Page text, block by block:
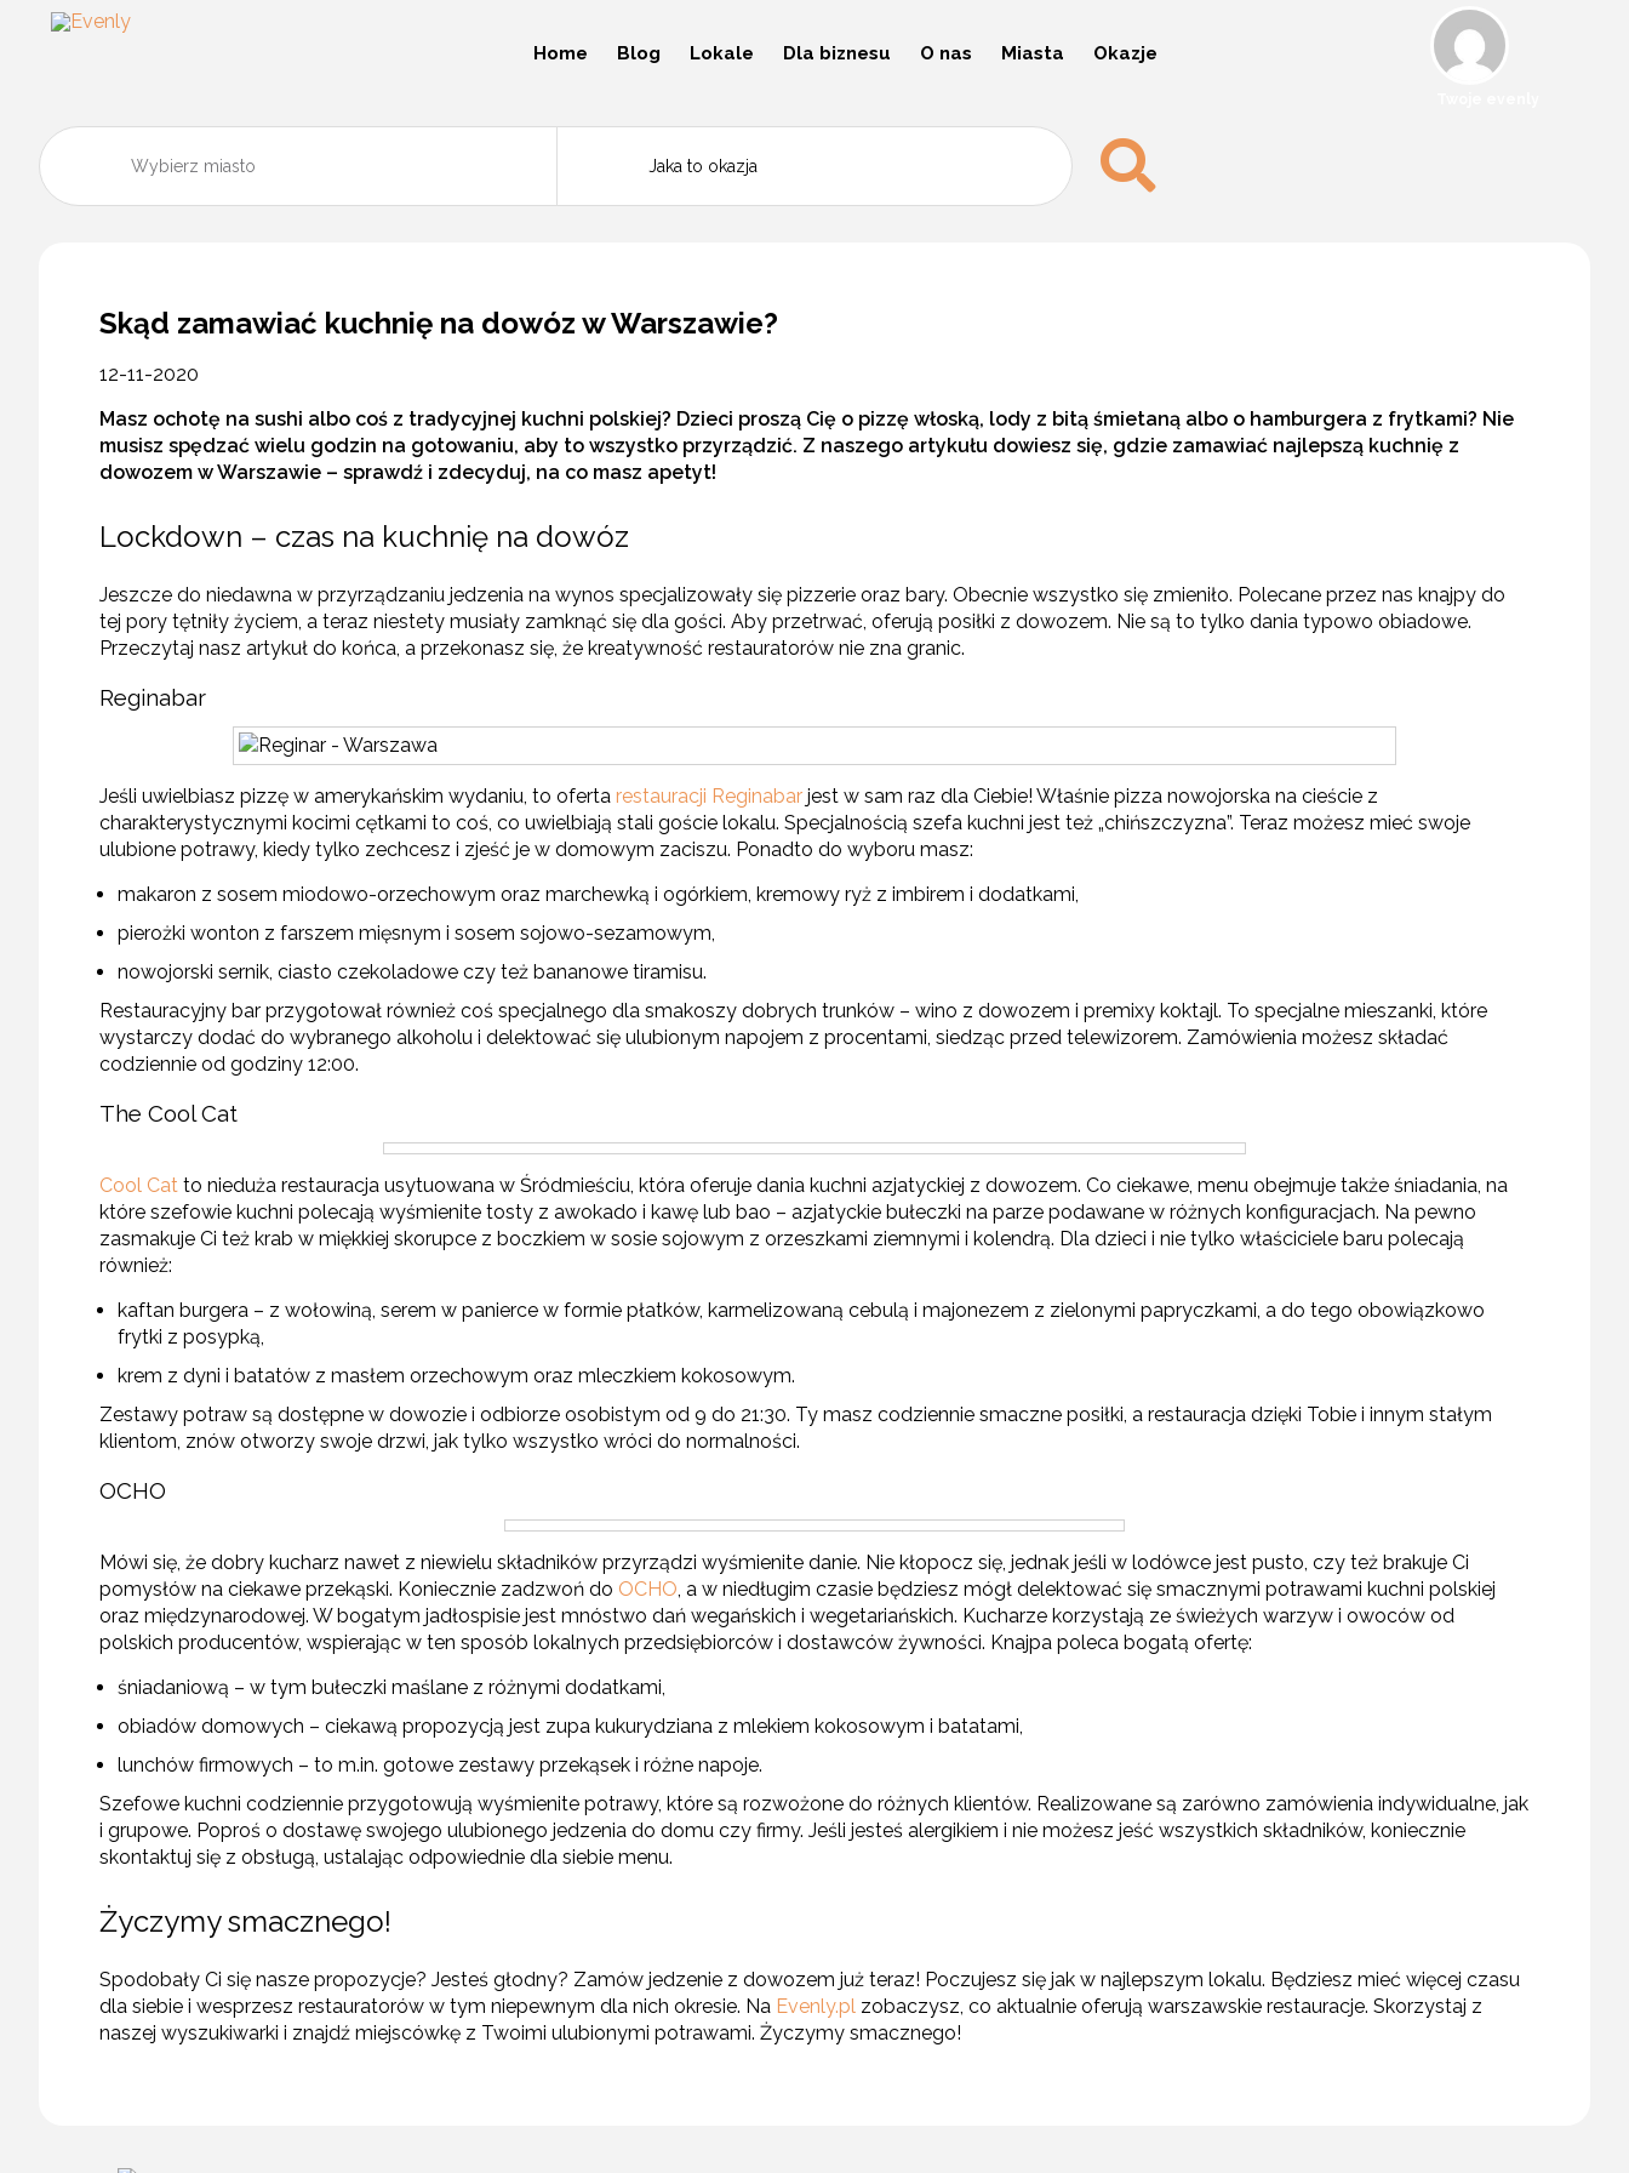
Home Blog Lokale Dla biznesu O nas Miasta Okazje
Skąd zamawiać kuchnię na dowóz w Warszawie?
12-11-2020
Masz ochotę na sushi albo coś z tradycyjnej kuchni polskiej? Dzieci proszą Cię o pizzę włoską, lody z bitą śmietaną albo o hamburgera z frytkami? Nie
musisz spędzać wielu godzin na gotowaniu, aby to wszystko przyrządzić. Z naszego artykułu dowiesz się, gdzie zamawiać najlepszą kuchnię z
dowozem w Warszawie – sprawdź i zdecyduj, na co masz apetyt!
Lockdown – czas na kuchnię na dowóz
Jeszcze do niedawna w przyrządzaniu jedzenia na wynos specjalizowały się pizzerie oraz bary. Obecnie wszystko się zmieniło. Polecane przez nas knajpy do
tej pory tętniły życiem, a teraz niestety musiały zamknąć się dla gości. Aby przetrwać, oferują posiłki z dowozem. Nie są to tylko dania typowo obiadowe.
Przeczytaj nasz artykuł do końca, a przekonasz się, że kreatywność restauratorów nie zna granic.
Reginabar
Jeśli uwielbiasz pizzę w amerykańskim wydaniu, to oferta restauracji Reginabar jest w sam raz dla Ciebie! Właśnie pizza nowojorska na cieście z
charakterystycznymi kocimi cętkami to coś, co uwielbiają stali goście lokalu. Specjalnością szefa kuchni jest też „chińszczyzna”. Teraz możesz mieć swoje
ulubione potrawy, kiedy tylko zechcesz i zjeść je w domowym zaciszu. Ponadto do wyboru masz:
makaron z sosem miodowo-orzechowym oraz marchewką i ogórkiem, kremowy ryż z imbirem i dodatkami,
pierożki wonton z farszem mięsnym i sosem sojowo-sezamowym,
nowojorski sernik, ciasto czekoladowe czy też bananowe tiramisu.
Restauracyjny bar przygotował również coś specjalnego dla smakoszy dobrych trunków – wino z dowozem i premixy koktajl. To specjalne mieszanki, które
wystarczy dodać do wybranego alkoholu i delektować się ulubionym napojem z procentami, siedząc przed telewizorem. Zamówienia możesz składać
codziennie od godziny 12:00.
The Cool Cat
Cool Cat to nieduża restauracja usytuowana w Śródmieściu, która oferuje dania kuchni azjatyckiej z dowozem. Co ciekawe, menu obejmuje także śniadania, na
które szefowie kuchni polecają wyśmienite tosty z awokado i kawę lub bao – azjatyckie bułeczki na parze podawane w różnych konfiguracjach. Na pewno
zasmakuje Ci też krab w miękkiej skorupce z boczkiem w sosie sojowym z orzeszkami ziemnymi i kolendrą. Dla dzieci i nie tylko właściciele baru polecają
również:
kaftan burgera – z wołowiną, serem w panierce w formie płatków, karmelizowaną cebulą i majonezem z zielonymi papryczkami, a do tego obowiązkowo
frytki z posypką,
krem z dyni i batatów z masłem orzechowym oraz mleczkiem kokosowym.
Zestawy potraw są dostępne w dowozie i odbiorze osobistym od 9 do 21:30. Ty masz codziennie smaczne posiłki, a restauracja dzięki Tobie i innym stałym
klientom, znów otworzy swoje drzwi, jak tylko wszystko wróci do normalności.
OCHO
Mówi się, że dobry kucharz nawet z niewielu składników przyrządzi wyśmienite danie. Nie kłopocz się, jednak jeśli w lodówce jest pusto, czy też brakuje Ci
pomysłów na ciekawe przekąski. Koniecznie zadzwoń do OCHO, a w niedługim czasie będziesz mógł delektować się smacznymi potrawami kuchni polskiej
oraz międzynarodowej. W bogatym jadłospisie jest mnóstwo dań wegańskich i wegetariańskich. Kucharze korzystają ze świeżych warzyw i owoców od
polskich producentów, wspierając w ten sposób lokalnych przedsiębiorców i dostawców żywności. Knajpa poleca bogatą ofertę:
śniadaniową – w tym bułeczki maślane z różnymi dodatkami,
obiadów domowych – ciekawą propozycją jest zupa kukurydziana z mlekiem kokosowym i batatami,
lunchów firmowych – to m.in. gotowe zestawy przekąsek i różne napoje.
Szefowe kuchni codziennie przygotowują wyśmienite potrawy, które są rozwożone do różnych klientów. Realizowane są zarówno zamówienia indywidualne, jak
i grupowe. Poproś o dostawę swojego ulubionego jedzenia do domu czy firmy. Jeśli jesteś alergikiem i nie możesz jeść wszystkich składników, koniecznie
skontaktuj się z obsługą, ustalając odpowiednie dla siebie menu.
Życzymy smacznego!
Spodobały Ci się nasze propozycje? Jesteś głodny? Zamów jedzenie z dowozem już teraz! Poczujesz się jak w najlepszym lokalu. Będziesz mieć więcej czasu
dla siebie i wesprzesz restauratorów w tym niepewnym dla nich okresie. Na Evenly.pl zobaczysz, co aktualnie oferują warszawskie restauracje. Skorzystaj z
naszej wyszukiwarki i znajdź miejscówkę z Twoimi ulubionymi potrawami. Życzymy smacznego!